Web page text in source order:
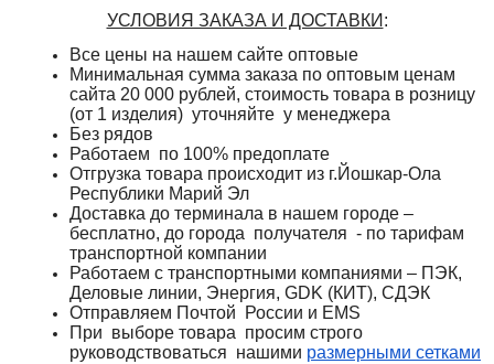
УСЛОВИЯ ЗАКАЗА И ДОСТАВКИ :
Все цены на нашем сайте оптовые
Минимальная сумма заказа по оптовым ценам
сайта 20 000 рублей, стоимость товара в розницу
(от 1 изделия) уточняйте у менеджера
Без рядов
Работаем по 100% предоплате
Отгрузка товара происходит из г.Йошкар-Ола
Республики Марий Эл
Доставка до терминала в нашем городе –
бесплатно, до города получателя - по тарифам
транспортной компании
Работаем с транспортными компаниями – ПЭК,
Деловые линии, Энергия, GDK (КИТ), СДЭК
Отправляем Почтой России и EMS
При выборе товара просим строго
руководствоваться нашими размерными сетками